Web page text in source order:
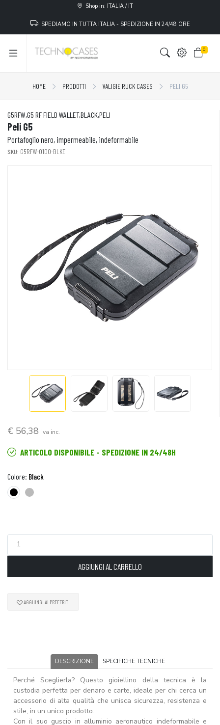
Shop in: ITALIA / IT
SPEDIAMO IN TUTTA ITALIA - SPEDIZIONE IN 24/48 ORE
0
HOME PRODOTTI VALIGIE RUCK CASES PELI G5
G5RFW,G5 RF FIELD WALLET,BLACK,PELI
Peli G5
Portafoglio nero, impermeabile, indeformabile
SKU: G5RFW-0100-BLKE
€ 56,38 Iva inc.
ARTICOLO DISPONIBILE - SPEDIZIONE IN 24/48H
Colore: Black
AGGIUNGI AL CARRELLO
AGGIUNGI AI PREFERITI
DESCRIZIONE SPECIFICHE TECNICHE
Perché Sceglierla? Questo gioiellino della tecnica è la
custodia perfetta per denaro e carte, ideale per chi cerca un
accessorio di alta qualità che unisca sicurezza, resistenza e
stile, in un unico prodotto.
Con il suo guscio in alluminio aeronautico indeformabile e